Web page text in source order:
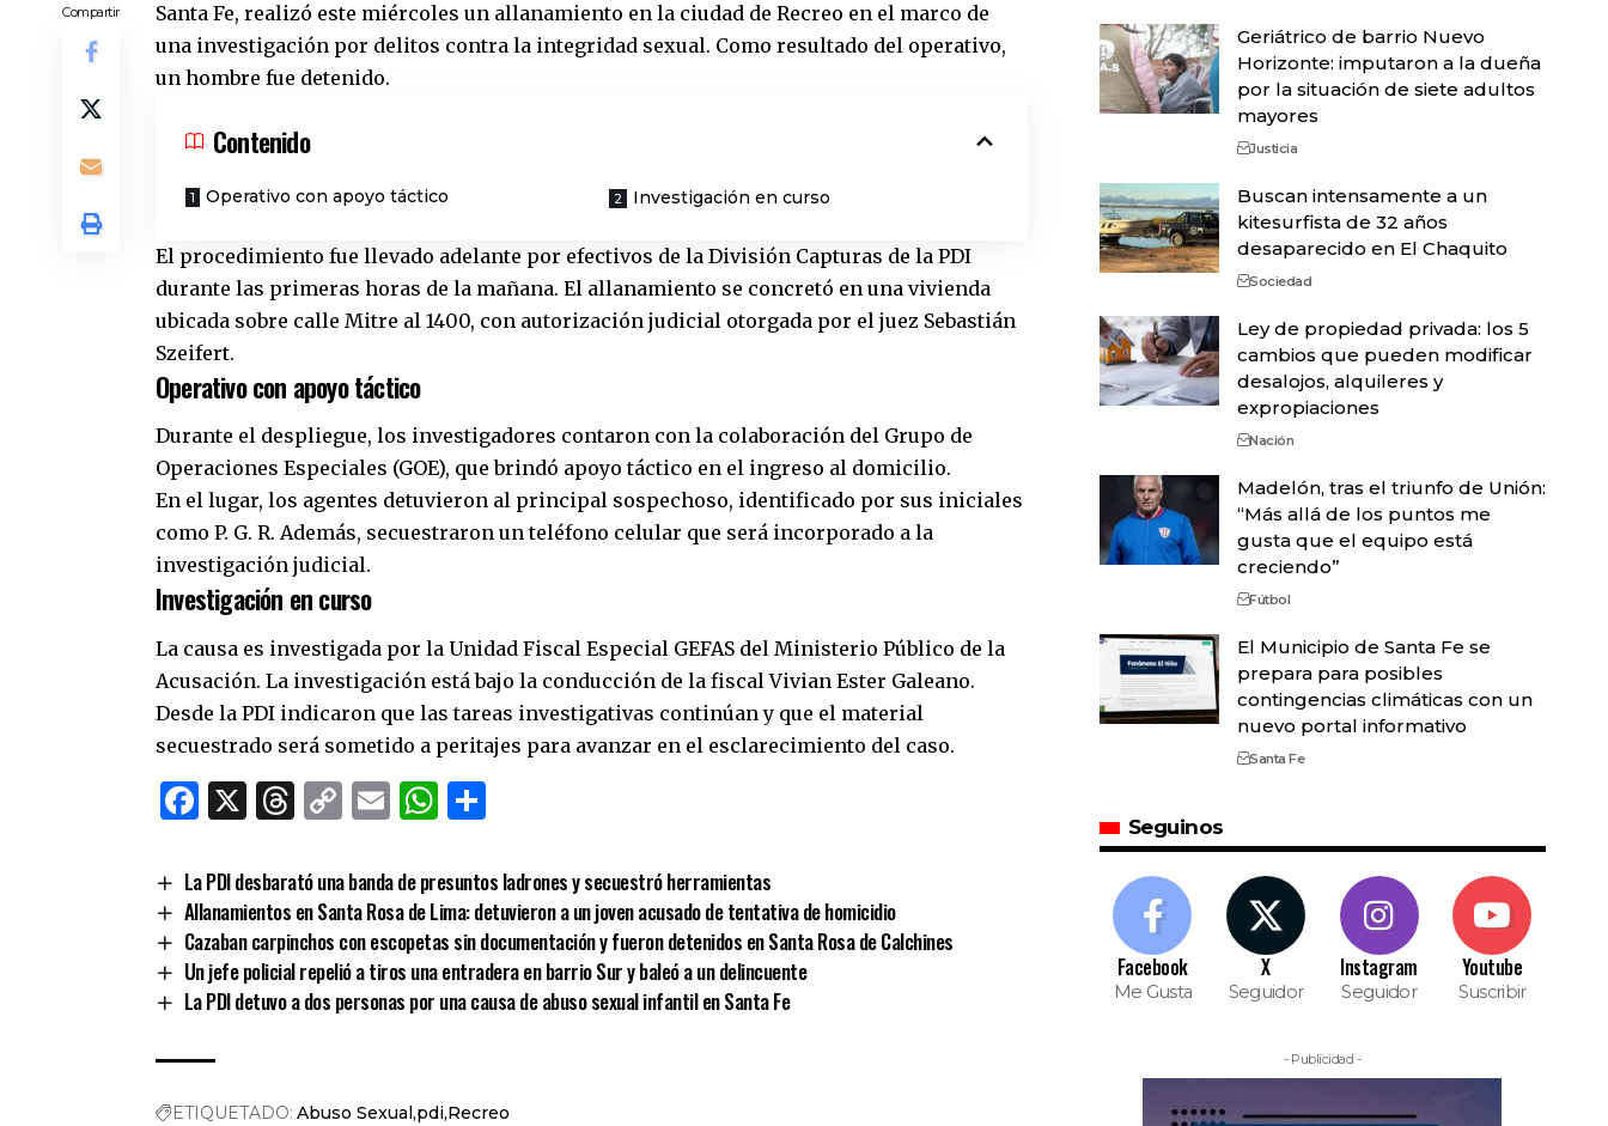
Compartir
Santa Fe, realizó este miércoles un allanamiento en la ciudad de Recreo en el marco de
una investigación por delitos contra la integridad sexual. Como resultado del operativo,
un hombre fue detenido.
Contenido
Operativo con apoyo táctico Investigación en curso
El procedimiento fue llevado adelante por efectivos de la División Capturas de la PDI
durante las primeras horas de la mañana. El allanamiento se concretó en una vivienda
ubicada sobre calle Mitre al 1400, con autorización judicial otorgada por el juez Sebastián
Szeifert.
Operativo con apoyo táctico
Durante el despliegue, los investigadores contaron con la colaboración del Grupo de
Operaciones Especiales (GOE), que brindó apoyo táctico en el ingreso al domicilio.
En el lugar, los agentes detuvieron al principal sospechoso, identificado por sus iniciales
como P. G. R. Además, secuestraron un teléfono celular que será incorporado a la
investigación judicial.
Investigación en curso
La causa es investigada por la Unidad Fiscal Especial GEFAS del Ministerio Público de la
Acusación. La investigación está bajo la conducción de la fiscal Vivian Ester Galeano.
Desde la PDI indicaron que las tareas investigativas continúan y que el material
secuestrado será sometido a peritajes para avanzar en el esclarecimiento del caso.
Facebook
X Threads
CopyEmailWhatsApp
La PDI desbarató una banda de presuntos ladrones y secuestró herramientas
Allanamientos en Santa Rosa de Lima: detuvieron a un joven acusado de tentativa de homicidio
Cazaban carpinchos con escopetas sin documentación y fueron detenidos en Santa Rosa de Calchines
Un jefe policial repelió a tiros una entradera en barrio Sur y baleó a un delincuente
La PDI detuvo a dos personas por una causa de abuso sexual infantil en Santa Fe
ETIQUETADO: Abuso Sexual pdi Recreo
Geriátrico de barrio Nuevo
Horizonte: imputaron a la dueña
por la situación de siete adultos
mayores
Justicia
Buscan intensamente a un
kitesurfista de 32 años
desaparecido en El Chaquito
Sociedad
Ley de propiedad privada: los 5
cambios que pueden modificar
desalojos, alquileres y
expropiaciones
Nación
Madelón, tras el triunfo de Unión:
“Más allá de los puntos me
gusta que el equipo está
creciendo”
Fútbol
El Municipio de Santa Fe se
prepara para posibles
contingencias climáticas con un
nuevo portal informativo
Santa Fe
Seguinos
Facebook
Me Gusta
X
Seguidor
Instagram
Seguidor
Youtube
Suscribir
- Publicidad -